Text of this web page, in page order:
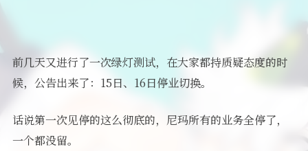
关于
前几天又进行了一次绿灯测试，在大家都持质疑态度的时
候，公告出来了：15日、16日停业切换。
话说第一次见停的这么彻底的，尼玛所有的业务全停了，
一个都没留。